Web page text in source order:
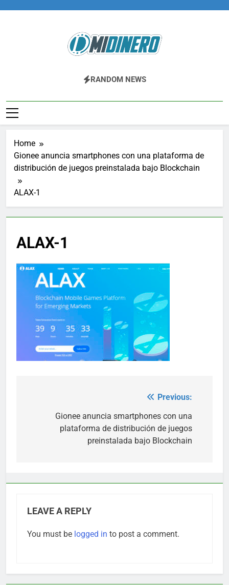
Midinero.co
Fintech, Criptomonedas
RANDOM NEWS
Home
Gionee anuncia smartphones con una plataforma de
distribución de juegos preinstalada bajo Blockchain
ALAX-1
ALAX-1
navigation
Previous:
Gionee anuncia smartphones con una
plataforma de distribución de juegos
preinstalada bajo Blockchain
LEAVE A REPLY
You must be logged in to post a comment.